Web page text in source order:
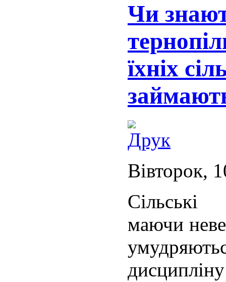
Чи
їхніх
Вівторок,
маючи
дисципліну